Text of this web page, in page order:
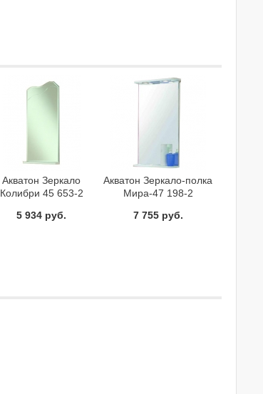
Акватон Зеркало
Колибри 45 653-2
5 934 руб.
Акватон Зеркало-полка
Мира-47 198-2
7 755 руб.